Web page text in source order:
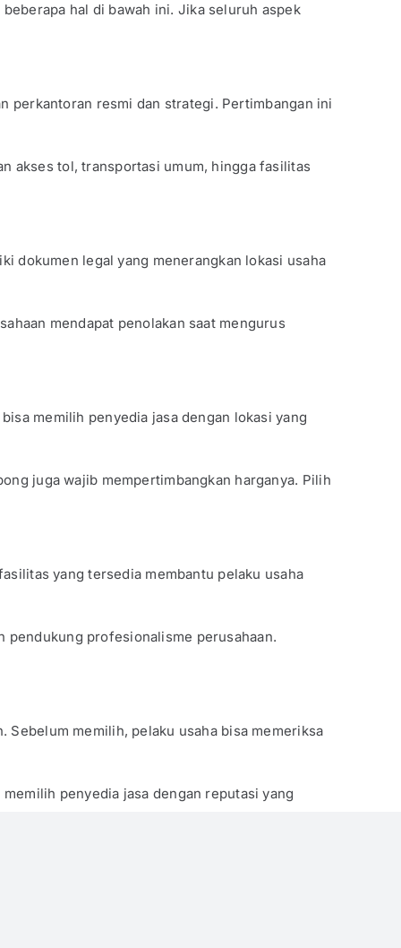
hal di bawah ini. Jika seluruh aspek
perkantoran resmi dan strategi. Pertimbangan ini
akses tol, transportasi umum, hingga fasilitas
dokumen legal yang menerangkan lokasi usaha
mendapat penolakan saat mengurus
memilih penyedia jasa dengan lokasi yang
juga wajib mempertimbangkan harganya. Pilih
yang tersedia membantu pelaku usaha
pendukung profesionalisme perusahaan.
Sebelum memilih, pelaku usaha bisa memeriksa
penyedia jasa dengan reputasi yang